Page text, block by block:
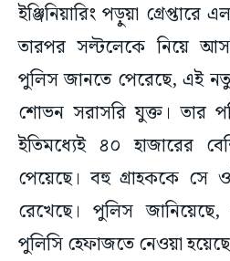
ইঞ্জিনিয়ারিং পড়ুয়া
তারপর সল্টলেকে নিয়ে
পুলিস জানতে পেরেছে, এই
শোভন সরাসরি যুক্ত। তার
ইতিমধ্যেই ৪০ হাজারের
পেয়েছে। বহু গ্রাহককে সে
রেখেছে। পুলিস
পুলিসি হেফাজতে নেওয়া